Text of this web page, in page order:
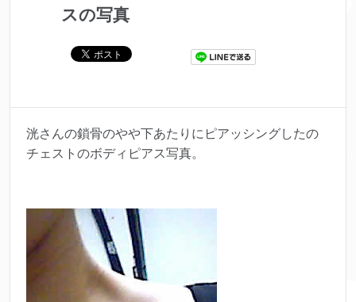
スの写真
洸さんの鎖骨のやや下あたりにピアッシングしたの
チェストのボディピアス写真。